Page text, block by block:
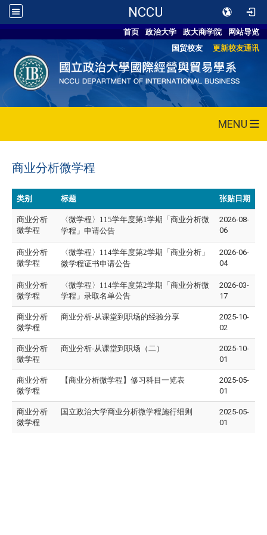
NCCU
首页 政治大学 政大商学院
网站导览
国贸校友
更新校友通讯
MENU
商业分析微学程
类别 标题 张贴日期
商业分析
微学程
〈微学程〉 115学年度第1学期「商业分析微
学程」申请公告
2026-08-
06
商业分析
微学程
〈微学程 〉114学年度第2学期「商业分析」
微学程证书申请公告
2026-06-
04
商业分析
微学程
〈微学程 〉114学年度第2学期「商业分析微
学程 」录取名单公告
2026-03-
17
商业分析
微学程
商业分析-从课堂到职场的经验分享
2025-10-
02
商业分析
微学程
商业分析-从课堂到职场（二）
2025-10-
01
商业分析
微学程
【商业分析微学程】修习科目一览表
2025-05-
01
商业分析
微学程
国立政治大学商业分析微学程施行细则
2025-05-
01